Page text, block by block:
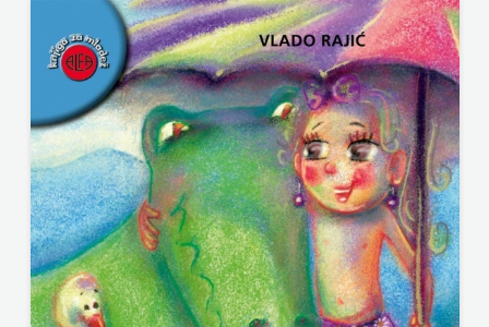
HERCEG-
BOSNE
ROCKMARK
SALESIANA
SANDORF
Scriptura
media